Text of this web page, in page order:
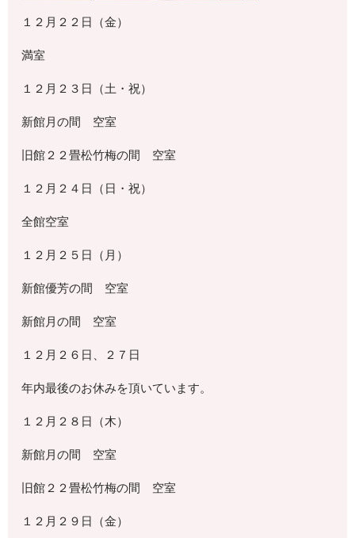
１２月２２日（金）
満室
１２月２３日（土・祝）
新館月の間 空室
旧館２２畳松竹梅の間 空室
１２月２４日（日・祝）
全館空室
１２月２５日（月）
新館優芳の間 空室
新館月の間 空室
１２月２６日、２７日
年内最後のお休みを頂いています。
１２月２８日（木）
新館月の間 空室
旧館２２畳松竹梅の間 空室
１２月２９日（金）